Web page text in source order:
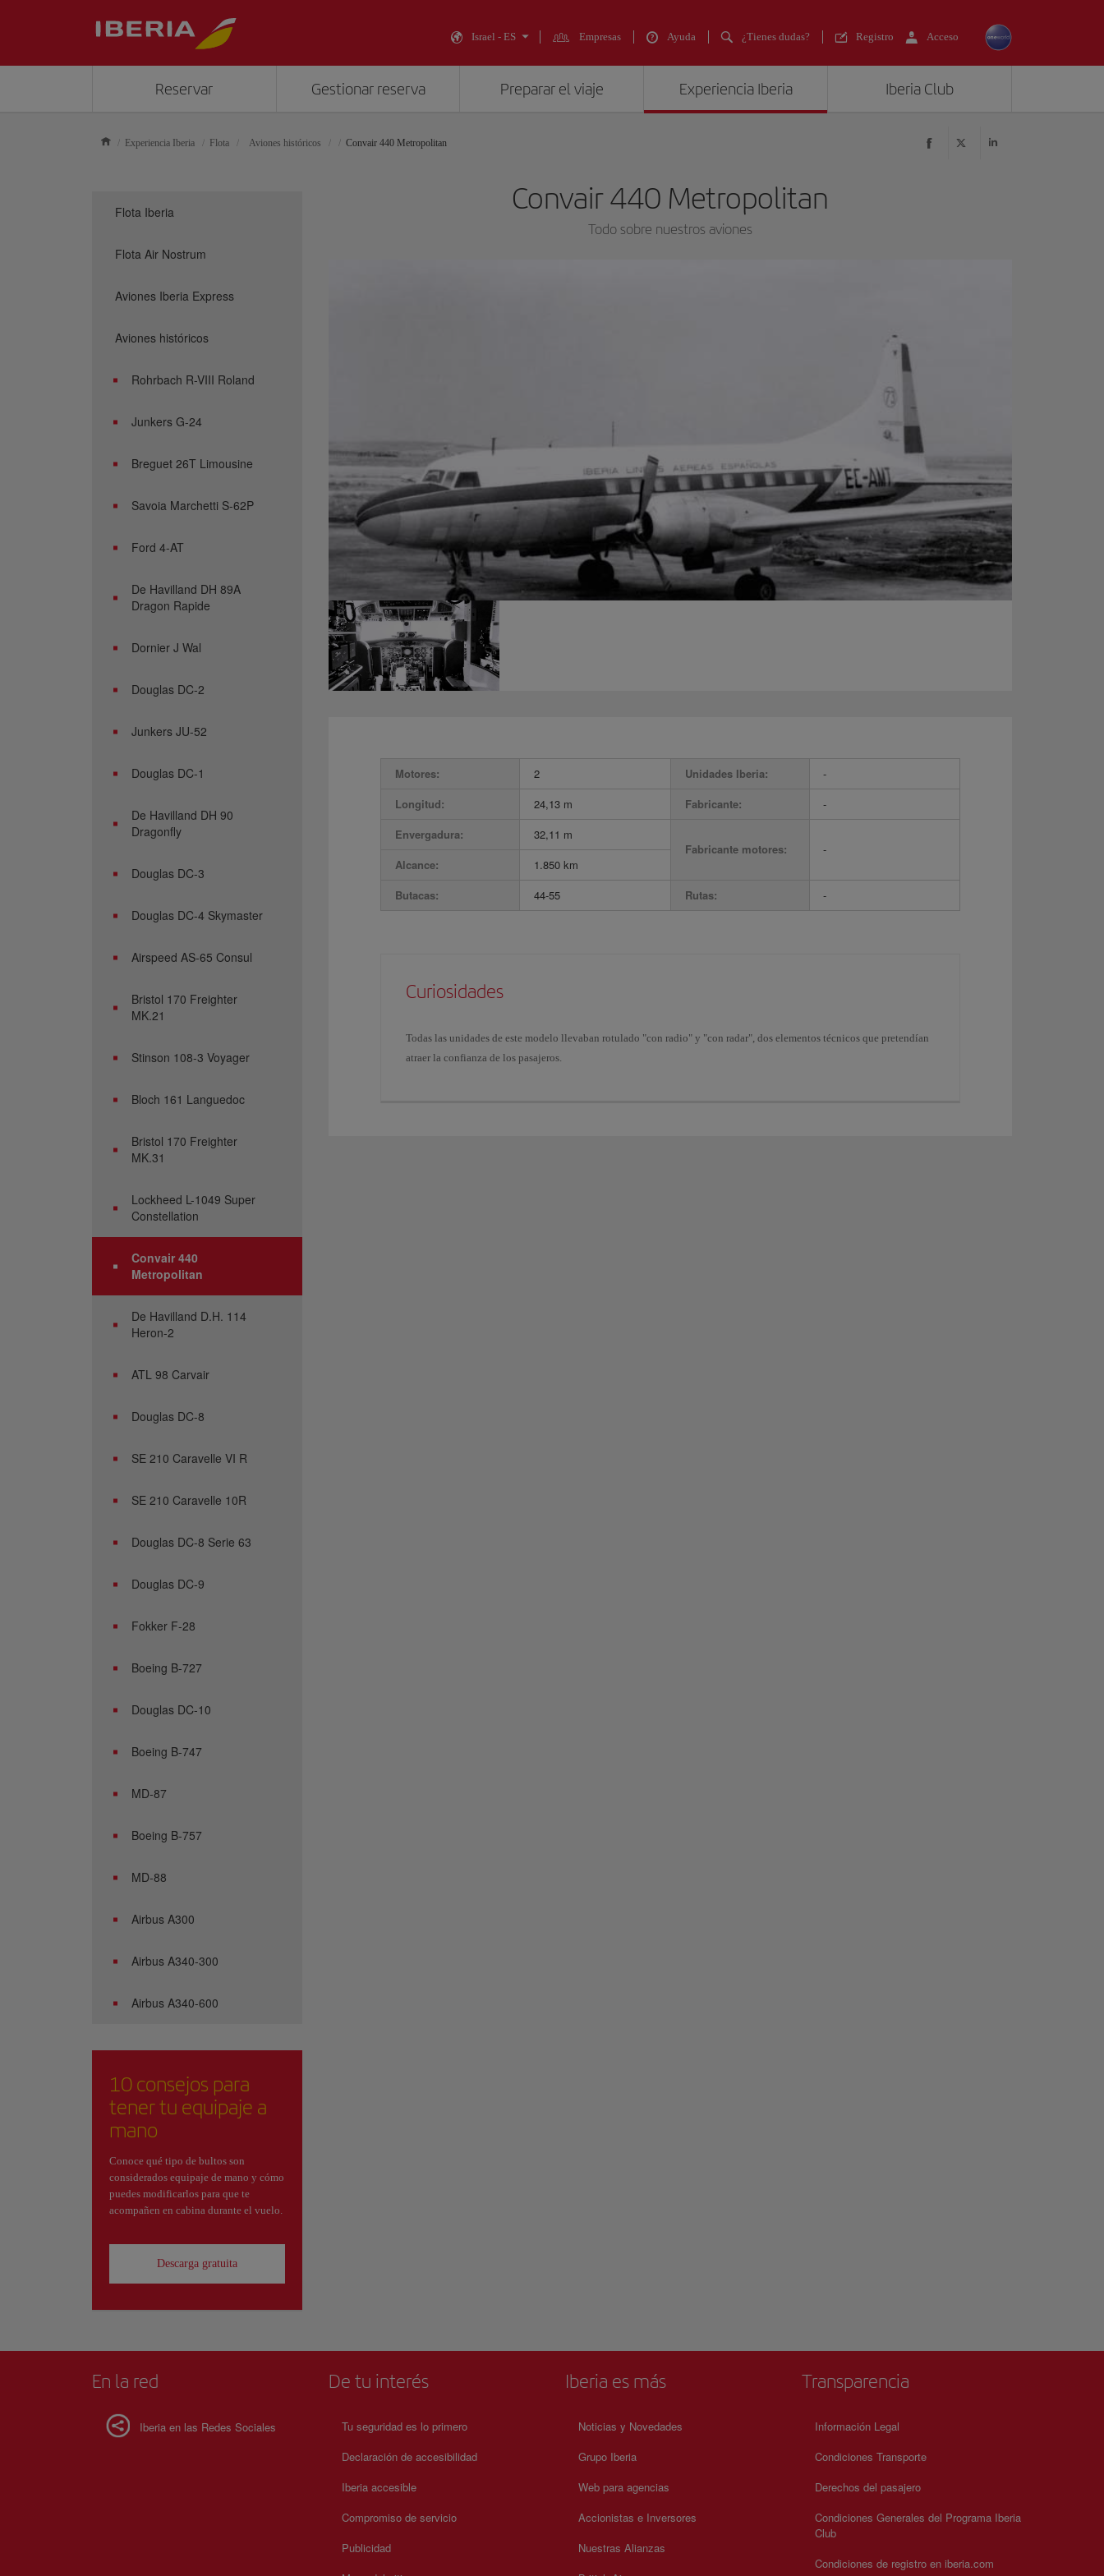
Israel - ES Empresas Ayuda ¿Tienes dudas? Registro Acceso
Reservar Gestionar reserva Preparar el viaje Experiencia Iberia Iberia Club
Experiencia Iberia Flota Aviones históricos Convair 440 Metropolitan
Convair 440 Metropolitan
Todo sobre nuestros aviones
Motores: 2 Unidades Iberia:
-
Longitud:
24,13 m Fabricante:
-
Envergadura:
32,11 m
Fabricante motores:
-
Alcance:
1.850 km
Butacas:
44-55 Rutas: -
Curiosidades
Todas las unidades de este modelo llevaban rotulado "con radio" y "con radar", dos elementos técnicos que pretendían
atraer la confianza de los pasajeros.
Flota Iberia
Flota Air Nostrum
Aviones Iberia Express
Aviones históricos
Rohrbach R-VIII Roland
Junkers G-24
Breguet 26T Limousine
Savoia Marchetti S-62P
Ford 4-AT
De Havilland DH 89A
Dragon Rapide
Dornier J Wal
Douglas DC-2
Junkers JU-52
Douglas DC-1
De Havilland DH 90
Dragonfly
Douglas DC-3
Douglas DC-4 Skymaster
Airspeed AS-65 Consul
Bristol 170 Freighter
MK.21
Stinson 108-3 Voyager
Bloch 161 Languedoc
Bristol 170 Freighter
MK.31
Lockheed L-1049 Super
Constellation
Convair 440
Metropolitan
De Havilland D.H. 114
Heron-2
ATL 98 Carvair
Douglas DC-8
SE 210 Caravelle VI R
SE 210 Caravelle 10R
Douglas DC-8 Serie 63
Douglas DC-9
Fokker F-28
Boeing B-727
Douglas DC-10
Boeing B-747
MD-87
Boeing B-757
MD-88
Airbus A300
Airbus A340-300
Airbus A340-600
10 consejos para
tener tu equipaje a
mano
Conoce qué tipo de bultos son
considerados equipaje de mano y cómo
puedes modificarlos para que te
acompañen en cabina durante el vuelo.
Descarga gratuita
En la red
Iberia en las Redes Sociales
De tu interés
Tu seguridad es lo primero
Declaración de accesibilidad
Iberia accesible
Compromiso de servicio
Publicidad
Iberia es más
Noticias y Novedades
Grupo Iberia
Web para agencias
Accionistas e Inversores
Nuestras Alianzas
Transparencia
Información Legal
Condiciones Transporte
Derechos del pasajero
Condiciones Generales del Programa Iberia
Club
Condiciones de registro en iberia.com